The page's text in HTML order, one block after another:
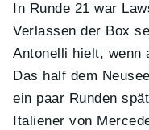
In Runde 21 war
Verlassen der Box
Antonelli hielt, wenn
Das half dem
ein paar Runden
Italiener von